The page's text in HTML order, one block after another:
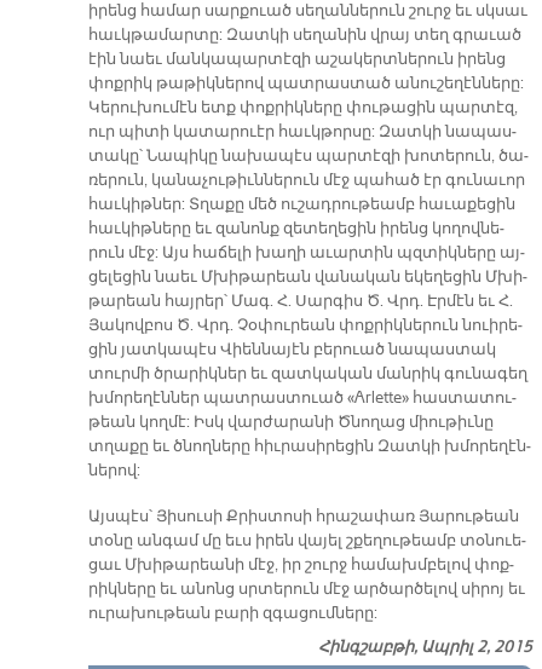
ի­րենց հա­մար սար­քուած սե­ղան­նե­րուն շուրջ եւ սկ­­սաւ
հաւկ­թա­մար­տը: Զատ­կի սե­ղա­նին վրայ տեղ գրա­ւած
էին նաեւ ման­կա­պար­տէ­զի ա­շա­կերտ­նե­րուն ի­րենց
փոք­րիկ թա­թիկ­նե­րով պատ­րաս­տած ա­նու­շե­ղէն­նե­րը:
Կե­րու­խու­մէն ետք փոք­րիկ­նե­րը փու­թա­ցին պար­տէզ,
ուր պի­տի կա­տա­րուէր հաւկ­թոր­սը: Զատ­կի նա­պաս­
տա­կը՝ Նա­պի­կը նա­խա­պէս պար­տէ­զի խո­տե­րուն, ծա­
ռե­րուն, կա­նա­չու­թիւն­նե­րուն մէջ պա­հած էր գու­նա­ւոր
հաւ­կիթ­ներ: Տղա­քը մեծ ու­շադ­րու­թեամբ հա­ւա­քե­ցին
հաւ­կիթ­նե­րը եւ զա­նոնք զե­տե­ղե­ցին ի­րենց կո­ղով­նե­
րուն մէջ: Այս հա­ճե­լի խա­ղի ա­ւար­տին պզտիկ­նե­րը այ­
ցե­լե­ցին նաեւ Մխի­թա­րեան վա­նա­կան ե­կե­ղե­ցին Մխի­
թա­րեան հայ­րեր՝ Մագ. Հ. Սար­գիս Ծ. Վրդ. Էր­մէն եւ Հ.
Յա­կով­բոս Ծ. Վրդ. Չօ­փու­րեան փոք­րիկ­նե­րուն նուի­րե­
ցին յատ­կա­պէս Վիեն­նա­յէն բե­րուած նա­պաս­տակ
տուր­մի ծրա­րիկ­ներ եւ զատ­կա­կան ման­րիկ գու­նա­գեղ
խմո­րե­ղէն­ներ պատ­րաս­տուած «Arlette» հաս­տա­տու­
թեան կող­մէ: Իսկ վար­ժա­րա­նի Ծնո­ղաց միու­թիւ­նը
տղա­քը եւ ծ­­նող­նե­րը հիւ­րա­սի­րե­ցին Զատ­կի խմո­րե­ղէն­
նե­րով:
Այս­պէս՝ Յի­սու­սի Քրիս­տո­սի հրա­շա­փառ Յա­րու­թեան
տօ­նը ան­գամ մը եւս ի­րեն վա­յել շքե­ղու­թեամբ տօ­նուե­
ցաւ Մխի­թա­րեանի մէջ, իր շուրջ հա­մախմ­բե­լով փոք­
րիկ­նե­րը եւ ա­նոնց սրտե­րուն մէջ ար­ծար­ծե­լով սի­րոյ եւ
ու­րա­խու­թեան բա­րի զգա­ցում­նե­րը:
Հինգշաբթի, Ապրիլ 2, 2015